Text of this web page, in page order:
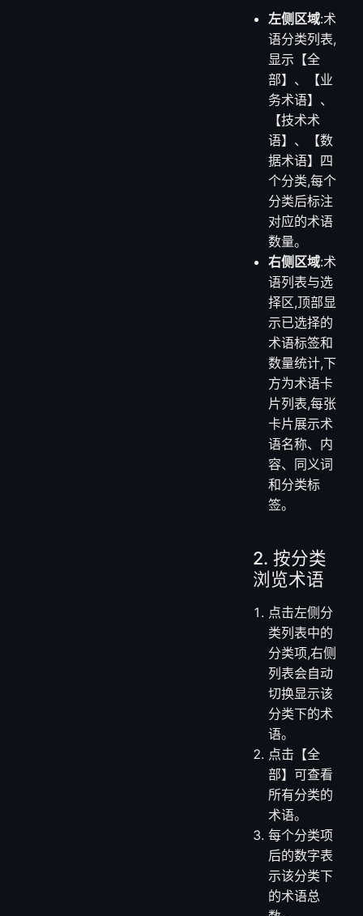
1. 界面布局
术语配置页面分
为左右两个区
左侧区域:术
语分类列表,
显示【全
部】、【业
务术语】、
【技术术
语】、【数
据术语】四
个分类,每个
分类后标注
对应的术语
数量。
右侧区域 :术
语列表与选
择区,顶部显
示已选择的
术语标签和
数量统计,下
方为术语卡
卡片展示术
语名称、内
和分类标
签。
2. 按分类
浏览术语
点击左侧分
类列表中的
分类项,右侧
列表会自动
切换显示该
分类下的术
语。
点击【全
部】可查看